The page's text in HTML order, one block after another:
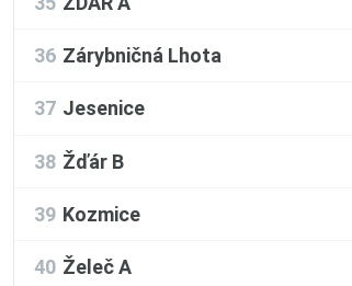
36 Zárybničná Lhota
37 Jesenice
38 Žďár B
39 Kozmice
40 Želeč A